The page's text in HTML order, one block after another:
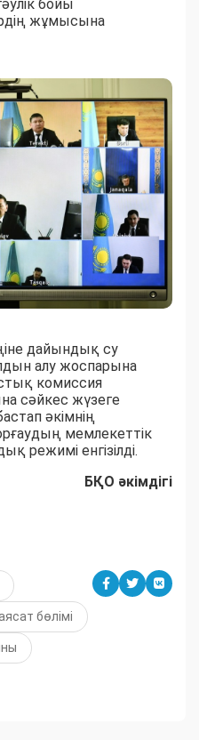
бойы
жұмысына
дайындық су
алу жоспарына
комиссия
сәйкес жүзеге
әкімнің
мемлекеттік
режимі енгізілді.
БҚО әкімдігі
бөлімі